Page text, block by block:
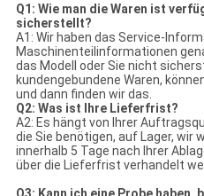
Q1: Wie man die Waren ist
sicherstellt?
A1: Wir haben das Service-
Maschinenteilinformationen
das Modell oder Sie nicht
kundengebundene Waren,
und dann finden wir das.
Q2: Was ist Ihre Lieferfrist?
A2: Es hängt von Ihrer
die Sie benötigen, auf Lager, wir
innerhalb 5 Tage nach Ihrer
über die Lieferfrist verhandelt
Q3: Kann ich eine Probe